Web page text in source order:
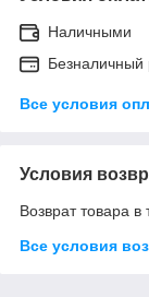
Наличными
Безналичный
Все условия
Условия
Возврат товара
Все условия